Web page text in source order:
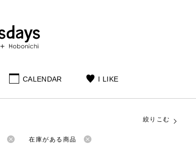
CALENDAR I LIKE
絞りこむ
在庫がある商品